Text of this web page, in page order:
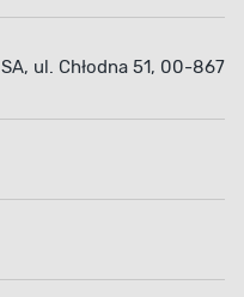
ul. Chłodna 51, 00-867